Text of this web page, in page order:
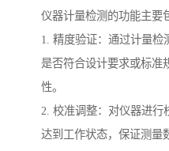
仪器计量检测的功能主要
1. 精度验证：通过计量检
是否符合设计要求或标准
性。
2. 校准调整：对仪器进行
达到工作状态，保证测量